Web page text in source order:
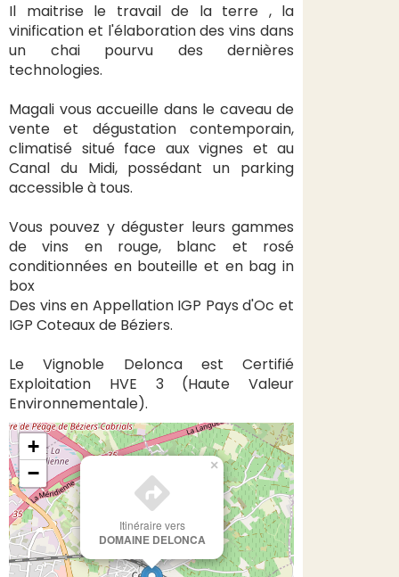
Il maitrise le travail de la terre , la
vinification et l'élaboration des vins dans
un chai pourvu des dernières
technologies.
Magali vous accueille dans le caveau de
vente et dégustation contemporain,
climatisé situé face aux vignes et au
Canal du Midi, possédant un parking
accessible à tous.
Vous pouvez y déguster leurs gammes
de vins en rouge, blanc et rosé
conditionnées en bouteille et en bag in
box
Des vins en Appellation IGP Pays d'Oc et
IGP Coteaux de Béziers.
Le Vignoble Delonca est Certifié
Exploitation HVE 3 (Haute Valeur
Environnementale).
Itinéraire vers
DOMAINE DELONCA
×
+
−